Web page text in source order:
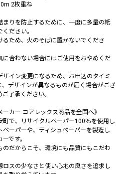
2枚重ね
りを防止するために、一度に多量の紙
ださい。
ため、火のそばに置かないでくださ
合わない場合にはご使用をおやめくだ
イン変更になるため、お申込のタイミ
、デザインが異なるものが届く場合がござ
ご了承ください。
ーカー コアレックス商品を全国へ》
町で、リサイクルペーパー100％を使用し
ペーパーや、ティシュペーパーを製造し
です。
のだからこそ、環境にも品質にもこだわ
ロスの少なさと使い心地の良さを追求し